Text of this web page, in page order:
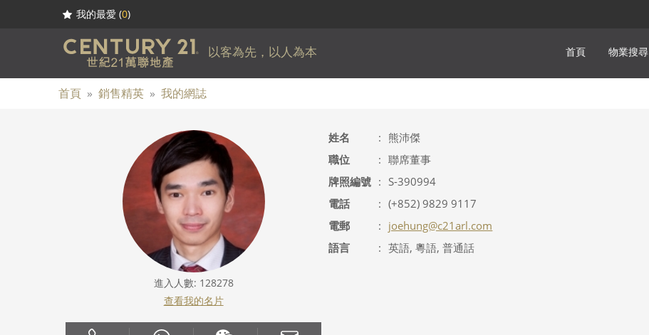
我的最愛 (0)
以客為先，以人為本 首頁 物業搜尋
首頁 » 銷售精英 » 我的網誌
進入人數: 128278
查看我的名片
姓名 : 熊沛傑
職位
: 聯席董事
牌照編號 : S-390994
電話
: (+852) 9829 9117
電郵
: joehung@c21arl.com
語言
: 英語, 粵語, 普通話